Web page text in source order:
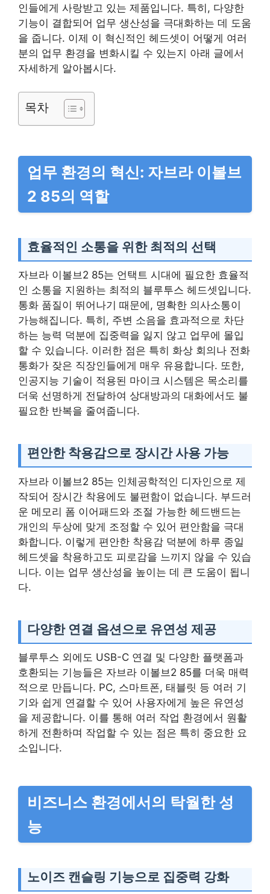
인들에게 사랑받고 있는 제품입니다. 특히, 다양한
기능이 결합되어 업무 생산성을 극대화하는 데 도움
을 줍니다. 이제 이 혁신적인 헤드셋이 어떻게 여러
분의 업무 환경을 변화시킬 수 있는지 아래 글에서
자세하게 알아봅시다.
목차
업무 환경의 혁신: 자브라 이볼브
2 85의 역할
효율적인 소통을 위한 최적의 선택
자브라 이볼브2 85는 언택트 시대에 필요한 효율적
인 소통을 지원하는 최적의 블루투스 헤드셋입니다.
통화 품질이 뛰어나기 때문에, 명확한 의사소통이
가능해집니다. 특히, 주변 소음을 효과적으로 차단
하는 능력 덕분에 집중력을 잃지 않고 업무에 몰입
할 수 있습니다. 이러한 점은 특히 화상 회의나 전화
통화가 잦은 직장인들에게 매우 유용합니다. 또한,
인공지능 기술이 적용된 마이크 시스템은 목소리를
더욱 선명하게 전달하여 상대방과의 대화에서도 불
필요한 반복을 줄여줍니다.
편안한 착용감으로 장시간 사용 가능
자브라 이볼브2 85는 인체공학적인 디자인으로 제
작되어 장시간 착용에도 불편함이 없습니다. 부드러
운 메모리 폼 이어패드와 조절 가능한 헤드밴드는
개인의 두상에 맞게 조정할 수 있어 편안함을 극대
화합니다. 이렇게 편안한 착용감 덕분에 하루 종일
헤드셋을 착용하고도 피로감을 느끼지 않을 수 있습
니다. 이는 업무 생산성을 높이는 데 큰 도움이 됩니
다.
다양한 연결 옵션으로 유연성 제공
블루투스 외에도 USB-C 연결 및 다양한 플랫폼과
호환되는 기능들은 자브라 이볼브2 85를 더욱 매력
적으로 만듭니다. PC, 스마트폰, 태블릿 등 여러 기
기와 쉽게 연결할 수 있어 사용자에게 높은 유연성
을 제공합니다. 이를 통해 여러 작업 환경에서 원활
하게 전환하며 작업할 수 있는 점은 특히 중요한 요
소입니다.
비즈니스 환경에서의 탁월한 성
능
노이즈 캔슬링 기능으로 집중력 강화